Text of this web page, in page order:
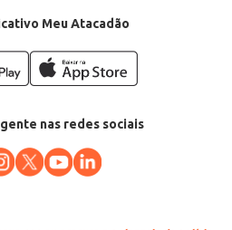
Meu Atacadão
nas redes sociais